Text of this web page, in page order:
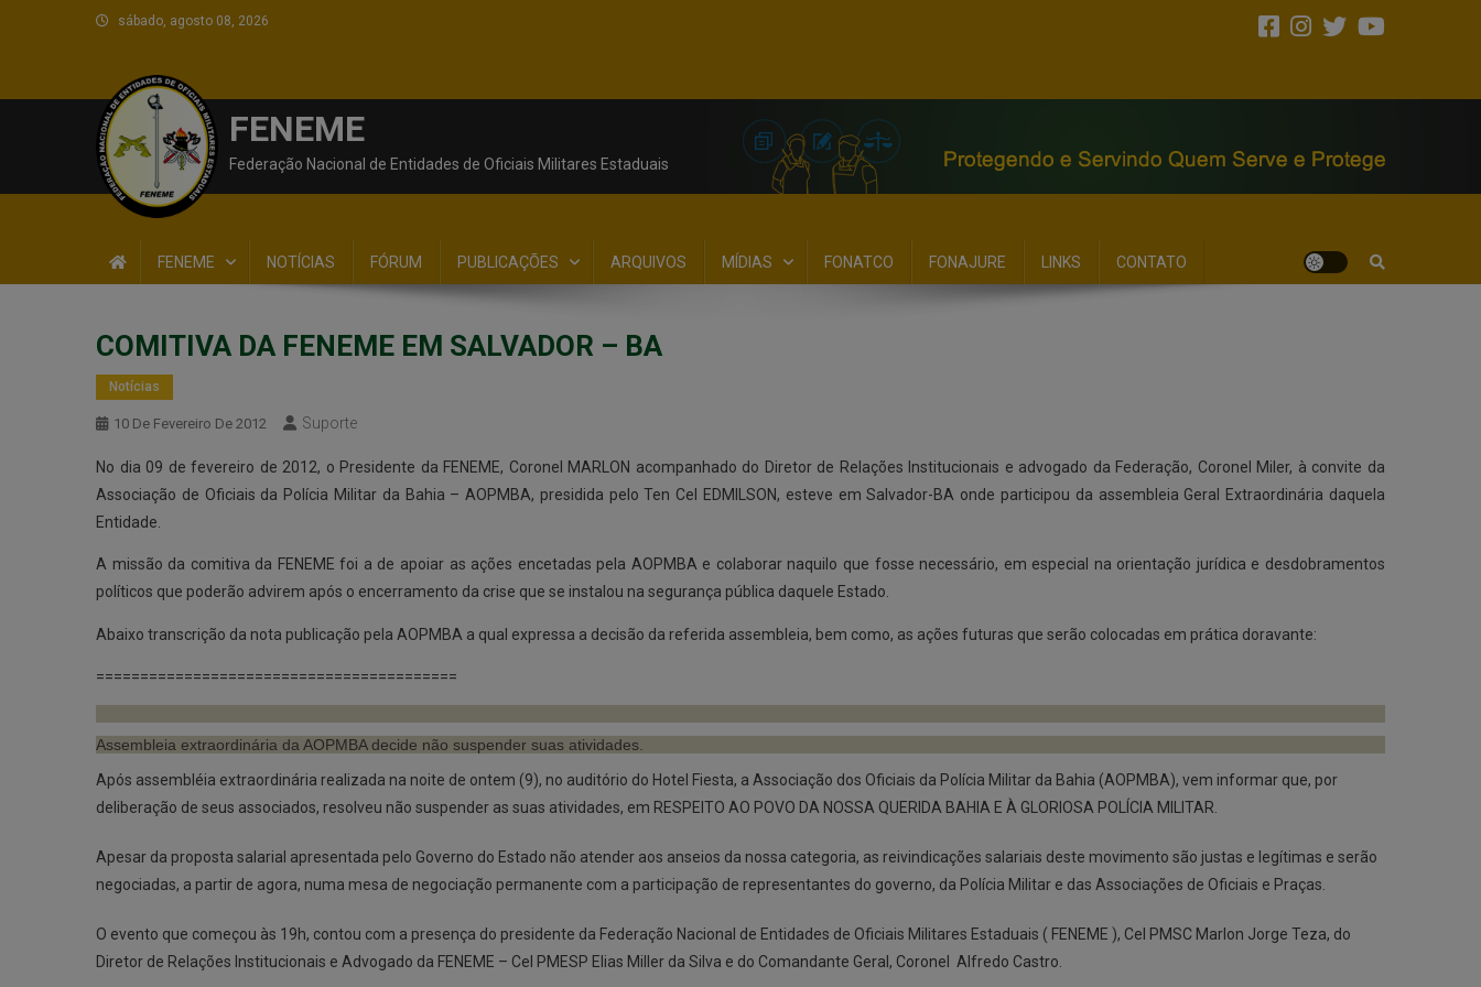
sábado, agosto 08, 2026
FENEME
Federação Nacional de Entidades de Oficiais Militares Estaduais
FENEME NOTÍCIAS FÓRUM PUBLICAÇÕES ARQUIVOS MÍDIAS FONATCO FONAJURE LINKS CONTATO
COMITIVA DA FENEME EM SALVADOR – BA
Notícias
10 De Fevereiro De 2012 Suporte
No dia 09 de fevereiro de 2012, o Presidente da FENEME, Coronel MARLON acompanhado do Diretor de Relações Institucionais e advogado da Federação, Coronel Miler, à convite da
Associação de Oficiais da Polícia Militar da Bahia – AOPMBA, presidida pelo Ten Cel EDMILSON, esteve em Salvador-BA onde participou da assembleia Geral Extraordinária daquela
Entidade.
A missão da comitiva da FENEME foi a de apoiar as ações encetadas pela AOPMBA e colaborar naquilo que fosse necessário, em especial na orientação jurídica e desdobramentos
políticos que poderão advirem após o encerramento da crise que se instalou na segurança pública daquele Estado.
Abaixo transcrição da nota publicação pela AOPMBA a qual expressa a decisão da referida assembleia, bem como, as ações futuras que serão colocadas em prática doravante:
=========================================
Assembleia extraordinária da AOPMBA decide não suspender suas atividades.
Após assembléia extraordinária realizada na noite de ontem (9), no auditório do Hotel Fiesta, a Associação dos Oficiais da Polícia Militar da Bahia (AOPMBA), vem informar que, por
deliberação de seus associados, resolveu não suspender as suas atividades, em RESPEITO AO POVO DA NOSSA QUERIDA BAHIA E À GLORIOSA POLÍCIA MILITAR.
Apesar da proposta salarial apresentada pelo Governo do Estado não atender aos anseios da nossa categoria, as reivindicações salariais deste movimento são justas e legítimas e serão
negociadas, a partir de agora, numa mesa de negociação permanente com a participação de representantes do governo, da Polícia Militar e das Associações de Oficiais e Praças.
O evento que começou às 19h, contou com a presença do presidente da Federação Nacional de Entidades de Oficiais Militares Estaduais ( FENEME ), Cel PMSC Marlon Jorge Teza, do
Diretor de Relações Institucionais e Advogado da FENEME – Cel PMESP Elias Miller da Silva e do Comandante Geral, Coronel Alfredo Castro.